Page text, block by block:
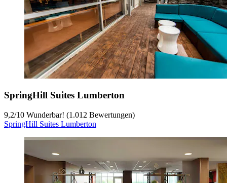
SpringHill Suites Lumberton
9,2/10 Wunderbar! (1.012 Bewertungen)
SpringHill Suites Lumberton